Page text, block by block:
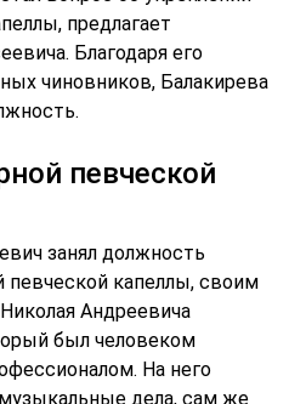
предлагает
Благодаря его
чиновников, Балакирева
певческой
занял должность
певческой капеллы, своим
Андреевича
был человеком
На него
дела, сам же